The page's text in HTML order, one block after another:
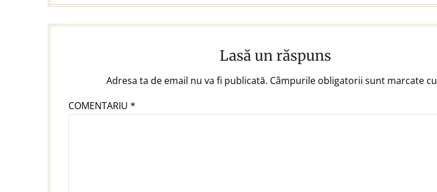
Lasă un răspuns
Adresa ta de email nu va fi publicată. Câmpurile obligatorii sunt marcate cu
COMENTARIU*